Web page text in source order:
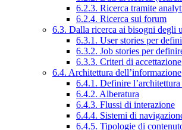
6.2.3. Ricerca tramite
6.2.4. Ricerca sui forum
6.3. Dalla ricerca ai bisogni degli
6.3.1. User stories per
6.3.2. Job stories per
6.3.3. Criteri di accettazione
6.4. Architettura dell’informazione
6.4.1. Definire
6.4.2. Alberatura
6.4.3. Flussi di interazione
6.4.4. Sistemi di
6.4.5. Tipologie di